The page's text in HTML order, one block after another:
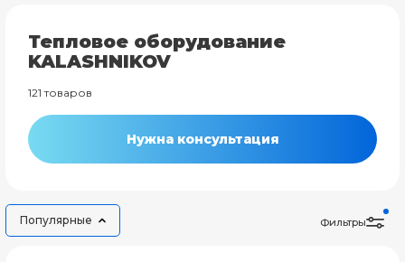
Тепловое оборудование
KALASHNIKOV
121 товаров
Нужна консультация
Популярные Фильтры